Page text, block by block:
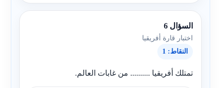
السؤال 6
اختبار قارة أفريقيا
النقاط: 1
تمتلك أفريقيا .......... من غابات العالم.